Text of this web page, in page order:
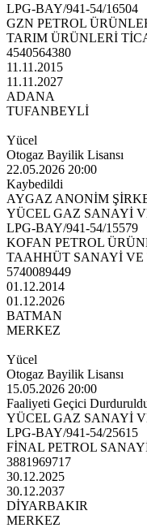
LPG-BAY/941-54/16504
GZN PETROL
TARIM ÜRÜNLERİ
4540564380
11.11.2015
11.11.2027
ADANA
TUFANBEYLİ
Yücel
Otogaz Bayilik Lisansı
22.05.2026 20:00
Kaybedildi
AYGAZ ANONİM
YÜCEL GAZ SANAYİ
LPG-BAY/941-54/15579
KOFAN PETROL
TAAHHÜT SANAYİ
5740089449
01.12.2014
01.12.2026
BATMAN
MERKEZ
Yücel
Otogaz Bayilik Lisansı
15.05.2026 20:00
Faaliyeti Geçici
YÜCEL GAZ SANAYİ
LPG-BAY/941-54/25615
FİNAL PETROL
3881969717
30.12.2025
30.12.2037
DİYARBAKIR
MERKEZ